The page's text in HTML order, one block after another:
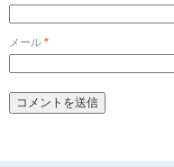
メール *